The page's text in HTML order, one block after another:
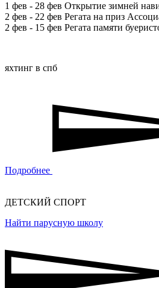
1 фев - 28 фев Открытие зимней
2 фев - 22 фев Регата на приз
2 фев - 15 фев Регата памяти
яхтинг в спб
Подробнее
ДЕТСКИЙ СПОРТ
Найти парусную школу